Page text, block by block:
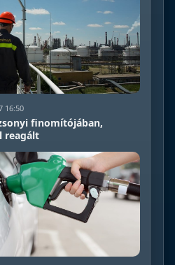
16:50
finomítójában,
reagált